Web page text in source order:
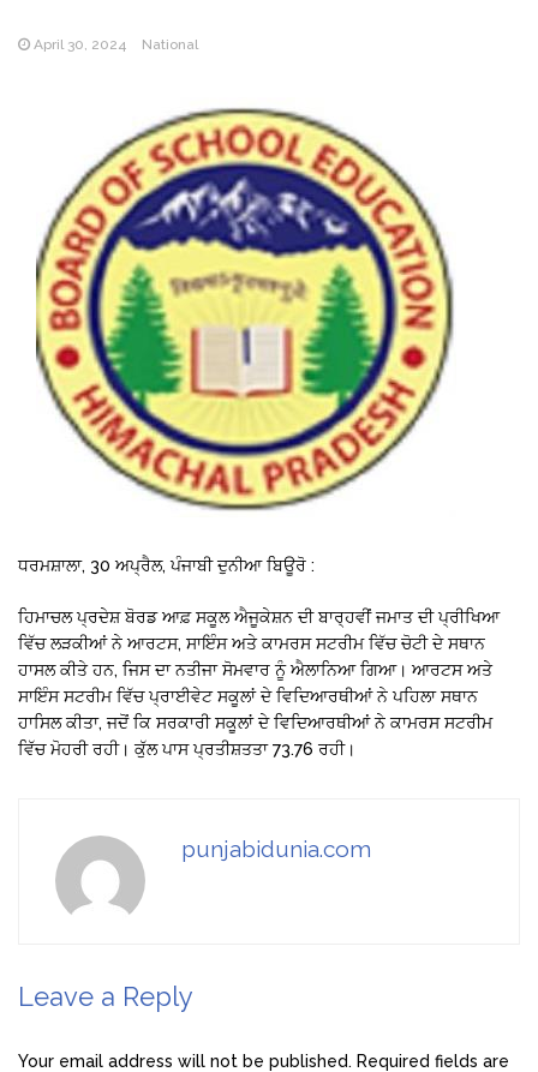
April 30, 2024 National
ਧਰਮਸ਼ਾਲਾ, 30 ਅਪ੍ਰੈਲ, ਪੰਜਾਬੀ ਦੁਨੀਆ ਬਿਊਰੋ :
ਹਿਮਾਚਲ ਪ੍ਰਦੇਸ਼ ਬੋਰਡ ਆਫ਼ ਸਕੂਲ ਐਜੂਕੇਸ਼ਨ ਦੀ ਬਾਰ੍ਹਵੀਂ ਜਮਾਤ ਦੀ ਪ੍ਰੀਖਿਆ
ਵਿੱਚ ਲੜਕੀਆਂ ਨੇ ਆਰਟਸ, ਸਾਇੰਸ ਅਤੇ ਕਾਮਰਸ ਸਟਰੀਮ ਵਿੱਚ ਚੋਟੀ ਦੇ ਸਥਾਨ
ਹਾਸਲ ਕੀਤੇ ਹਨ, ਜਿਸ ਦਾ ਨਤੀਜਾ ਸੋਮਵਾਰ ਨੂੰ ਐਲਾਨਿਆ ਗਿਆ। ਆਰਟਸ ਅਤੇ
ਸਾਇੰਸ ਸਟਰੀਮ ਵਿੱਚ ਪ੍ਰਾਈਵੇਟ ਸਕੂਲਾਂ ਦੇ ਵਿਦਿਆਰਥੀਆਂ ਨੇ ਪਹਿਲਾ ਸਥਾਨ
ਹਾਸਿਲ ਕੀਤਾ, ਜਦੋਂ ਕਿ ਸਰਕਾਰੀ ਸਕੂਲਾਂ ਦੇ ਵਿਦਿਆਰਥੀਆਂ ਨੇ ਕਾਮਰਸ ਸਟਰੀਮ
ਵਿੱਚ ਮੋਹਰੀ ਰਹੀ। ਕੁੱਲ ਪਾਸ ਪ੍ਰਤੀਸ਼ਤਤਾ 73.76 ਰਹੀ।
punjabidunia.com
Leave a Reply
Your email address will not be published. Required fields are